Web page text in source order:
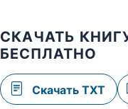
СКАЧАТЬ
БЕСПЛАТНО
Скачать TXT